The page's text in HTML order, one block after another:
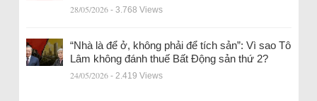
28/05/2026 - 3.768 Views
“Nhà là để ở, không phải để tích sản”: Vì sao Tô
Lâm không đánh thuế Bất Động sản thứ 2?
24/05/2026 - 2.419 Views